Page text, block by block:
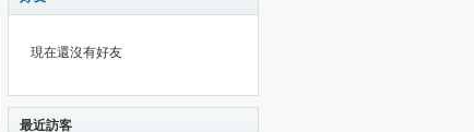
現在還沒有好友
最近訪客